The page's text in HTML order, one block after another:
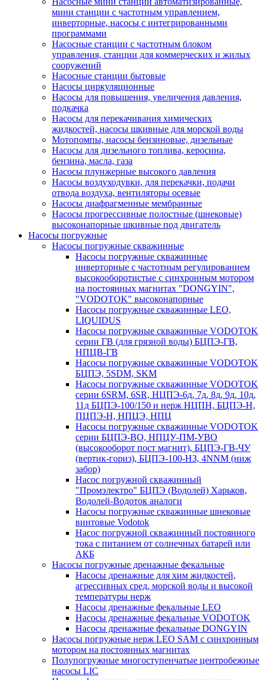
мини станции с частотным управлением,
инверторные, насосы с интегрированными
программами
Насосные станции с частотным блоком
управления, станции для коммерческих и жилых
сооружений
Насосные станции бытовые
Насосы циркуляционные
Насосы для повышения, увеличения давления,
подкачка
Насосы для перекачивания химических
жидкостей, насосы шкивные для морской воды
Мотопомпы, насосы бензиновые, дизельные
Насосы для дизельного топлива, керосина,
бензина, масла, газа
Насосы плунжерные высокого давления
Насосы воздуходувки, для перекачки, подачи
отвода воздуха, вентиляторы осевые
Насосы диафрагменные мембранные
Насосы прогрессивные полостные (шнековые)
высоконапорные шкивные под двигатель
Насосы погружные
Насосы погружные скважинные
Насосы погружные скважинные
инверторные с частотным регулированием
высокооборотистые с синхронным мотором
на постоянных магнитах "DONGYIN",
"VODOTOK" высоконапорные
Насосы погружные скважинные LEO,
LIQUIDUS
Насосы погружные скважинные VODOTOK
серии ГВ (для грязной воды) БЦПЭ-ГВ,
НПЦВ-ГВ
Насосы погружные скважинные VODOTOK
БЦПЭ, 5SDM, SKM
Насосы погружные скважинные VODOTOK
серии 6SRM, 6SR, НЦПЭ-6д, 7д, 8д, 9д, 10д,
11д БЦПЭ-100/150 и нерж НЦПН, БЦПЭ-Н,
ПЦПЭ-Н, НПЦЭ, НПЦ
Насосы погружные скважинные VODOTOK
серии БЦПЭ-ВО, НПЦУ-ПМ-УВО
(высокооборот пост магнит), БЦПЭ-ГВ-ЧУ
(вертик-гориз), БЦПЭ-100-НЗ, 4NNM (ниж
забор)
Насос погружной скважинный
"Промэлектро" БЦПЭ (Водолей) Харьков,
Водолей-Водоток аналоги
Насосы погружные скважинные шнековые
винтовые Vodotok
Насос погружной скважинный постоянного
тока с питанием от солнечных батарей или
АКБ
Насосы погружные дренажные фекальные
Насосы дренажные для хим жидкостей,
агрессивных сред, морской воды и высокой
температуры нерж
Насосы дренажные фекальные LEO
Насосы дренажные фекальные VODOTOK
Насосы дренажные фекальные DONGYIN
Насосы погружные нерж LEO SAM с синхронным
мотором на постоянных магнитах
Полупогружные многоступенчатые центробежные
насосы LIC